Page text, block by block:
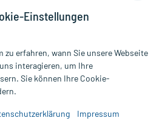
ggf. zzgl. Versandkosten
werden ausschließlich für
durch einen Arzt. Bitte
Einstellungen
zu erfahren, wann Sie unsere Webseite
interagieren, um Ihre
Sie können Ihre Cookie-
Impressum